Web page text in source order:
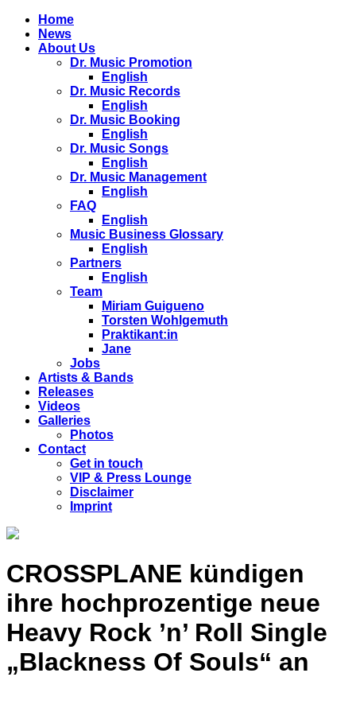
Home
News
About Us
Dr. Music Promotion
English
Dr. Music Records
English
Dr. Music Booking
English
Dr. Music Songs
English
Dr. Music Management
English
FAQ
English
Music Business Glossary
English
Partners
English
Team
Miriam Guigueno
Torsten Wohlgemuth
Praktikant:in
Jane
Jobs
Artists & Bands
Releases
Videos
Galleries
Photos
Contact
Get in touch
VIP & Press Lounge
Disclaimer
Imprint
CROSSPLANE kündigen
ihre hochprozentige neue
Heavy Rock ’n’ Roll Single
„Blackness Of Souls“ an